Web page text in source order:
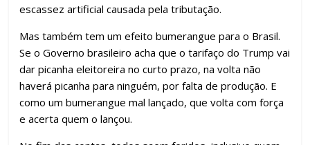
escassez artificial causada pela tributação.
Mas também tem um efeito bumerangue para o Brasil.
Se o Governo brasileiro acha que o tarifaço do Trump vai
dar picanha eleitoreira no curto prazo, na volta não
haverá picanha para ninguém, por falta de produção. E
como um bumerangue mal lançado, que volta com força
e acerta quem o lançou.